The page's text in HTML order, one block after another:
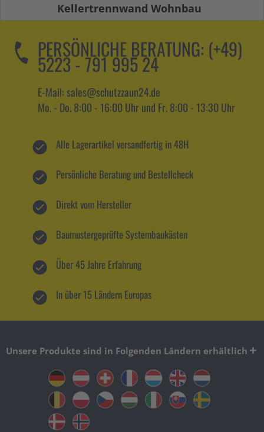
Kellertrennwand Wohnbau
PERSÖNLICHE BERATUNG: (+49)
5223 - 791 995 24
E-Mail: sales@schutzzaun24.de
Mo. - Do. 8:00 - 16:00 Uhr und Fr. 8:00 - 13:30 Uhr
Alle Lagerartikel versandfertig in 48H
Persönliche Beratung und Bestellcheck
Direkt vom Hersteller
Baumustergeprüfte Systembaukästen
Über 45 Jahre Erfahrung
In über 15 Ländern Europas
Unsere Produkte sind in Folgenden Ländern erhältlich